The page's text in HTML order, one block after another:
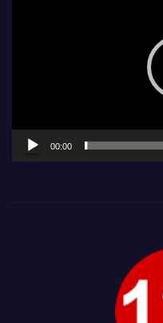
00:00